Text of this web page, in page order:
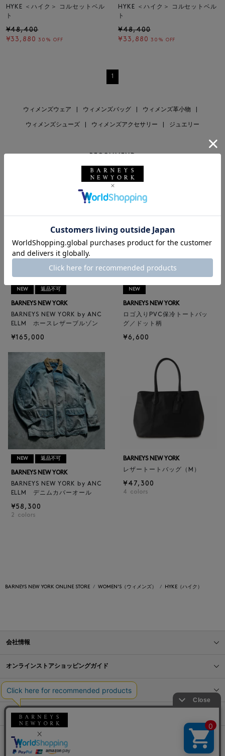
HYKE ＜ハイク＞ コルセットベル
ト
¥48,400
¥33,880 30% OFF
HYKE ＜ハイク＞ コルセットベル
ト
¥48,400
¥33,880 30% OFF
1
ウィメンズウェア ウィメンズバッグ ウィメンズ革小物
ウィメンズシューズ ウィメンズアクセサリー ジュエリー
NEW 返品不可
BARNEYS NEW YORK
BARNEYS NEW YORK by ANC
ELLM ホースレザーブルゾン
¥165,000
NEW
BARNEYS NEW YORK
ロゴ入りPVC保冷トートバッ
グ／ドット柄
¥6,600
NEW 返品不可
BARNEYS NEW YORK
BARNEYS NEW YORK by ANC
ELLM デニムカバーオール
¥58,300
2 colors
BARNEYS NEW YORK
レザートートバッグ（M）
¥47,300
4 colors
BARNEYS NEW YORK ONLINE STORE WOMEN'S（ウィメンズ） HYKE（ハイク）
会社情報
オンラインストアショッピングガイド
店舗情報
サービス